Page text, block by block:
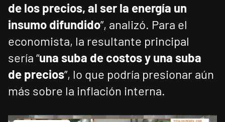
de los precios, al ser la energía un
insumo difundido”, analizó. Para el
economista, la resultante principal
sería “una suba de costos y una suba
de precios”, lo que podría presionar aún
más sobre la inflación interna.